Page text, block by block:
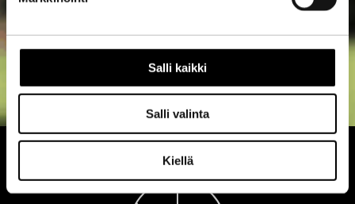
Salli kaikki
Salli valinta
Kiellä